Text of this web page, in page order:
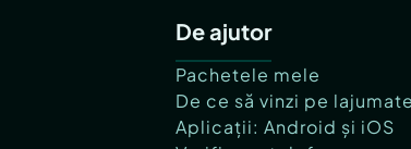
De ajutor
Pachetele mele
De ce să vinzi pe
Aplicații: Android și iOS